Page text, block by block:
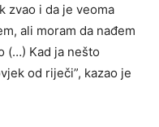
zvao i da je veoma
ali moram da nađem
(…) Kad ja nešto
od riječi”, kazao je